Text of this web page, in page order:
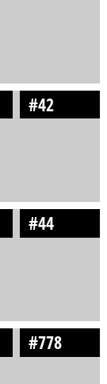
#42
#44
#778